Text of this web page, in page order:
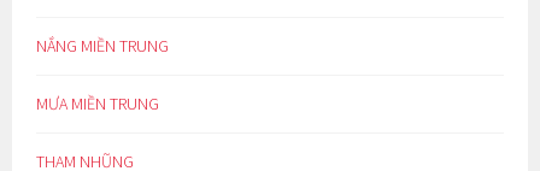
NẮNG MIỀN TRUNG
MƯA MIỀN TRUNG
THAM NHŨNG